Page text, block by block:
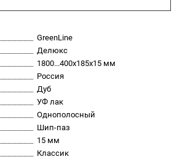
GreenLine
Делюкс
1800...400х185х15 мм
Россия
Дуб
УФ лак
Однополосный
Шип-паз
15 мм
Классик